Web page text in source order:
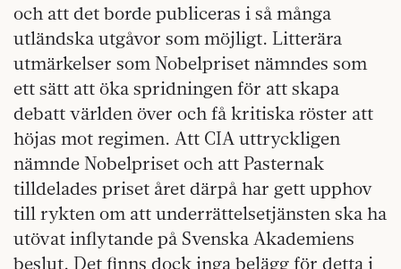
och att det borde publiceras i så många
utländska utgåvor som möjligt. Litterära
utmärkelser som Nobelpriset nämndes som
ett sätt att öka spridningen för att skapa
debatt världen över och få kritiska röster att
höjas mot regimen. Att CIA uttryckligen
nämnde Nobelpriset och att Pasternak
tilldelades priset året därpå har gett upphov
till rykten om att underrättelsetjänsten ska ha
utövat inflytande på Svenska Akademiens
beslut. Det finns dock inga belägg för detta i